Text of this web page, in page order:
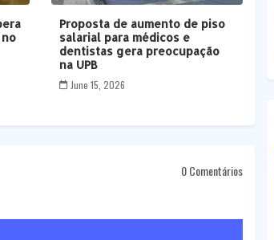
Proposta de aumento de piso
salarial para médicos e
dentistas gera preocupação
na UPB
June 15, 2026
0 Comentários